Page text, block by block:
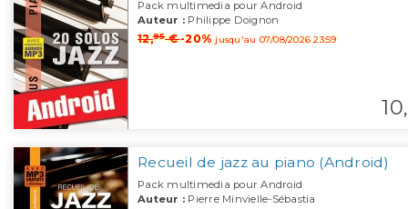
Pack multimedia pour Android
Auteur : Philippe Doignon
12,95€-20%jusqu'au 07/08/2026 23:59
10,
Recueil de jazz au piano (Android)
Pack multimedia pour Android
Auteur : Pierre Minvielle-Sébastia